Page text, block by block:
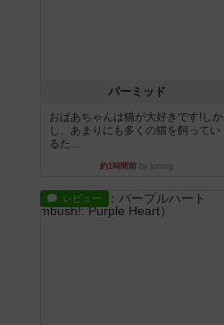
パーミッド
おばあちゃんは猫が大好きです!しか
し、あまりにも多くの猫を飼ってい
るた...
約1時間前 by jurong
レビュー